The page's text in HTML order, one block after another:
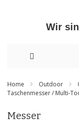
Wir
zum
Inhalt
Home Outdoor
Taschenmesser / Multi-
Messer